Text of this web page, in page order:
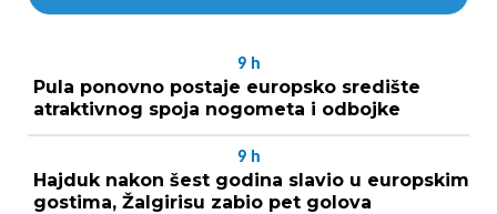
9 h
Pula ponovno postaje europsko središte
atraktivnog spoja nogometa i odbojke
9 h
Hajduk nakon šest godina slavio u europskim
gostima, Žalgirisu zabio pet golova